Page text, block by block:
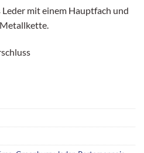
Leder mit einem Hauptfach und